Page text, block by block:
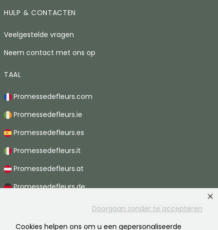
Doorgaan zonder te accepteren
Cookies helpen ons om u een gepersonaliseerde
HULP & CONTACTEN
Veelgestelde vragen
Neem contact met ons op
TAAL
Promessedefleurs.com
Promessedefleurs.ie
Promessedefleurs.es
Promessedefleurs.it
Promessedefleurs.at
Promessedefleurs.de
Promessedefleurs.pt